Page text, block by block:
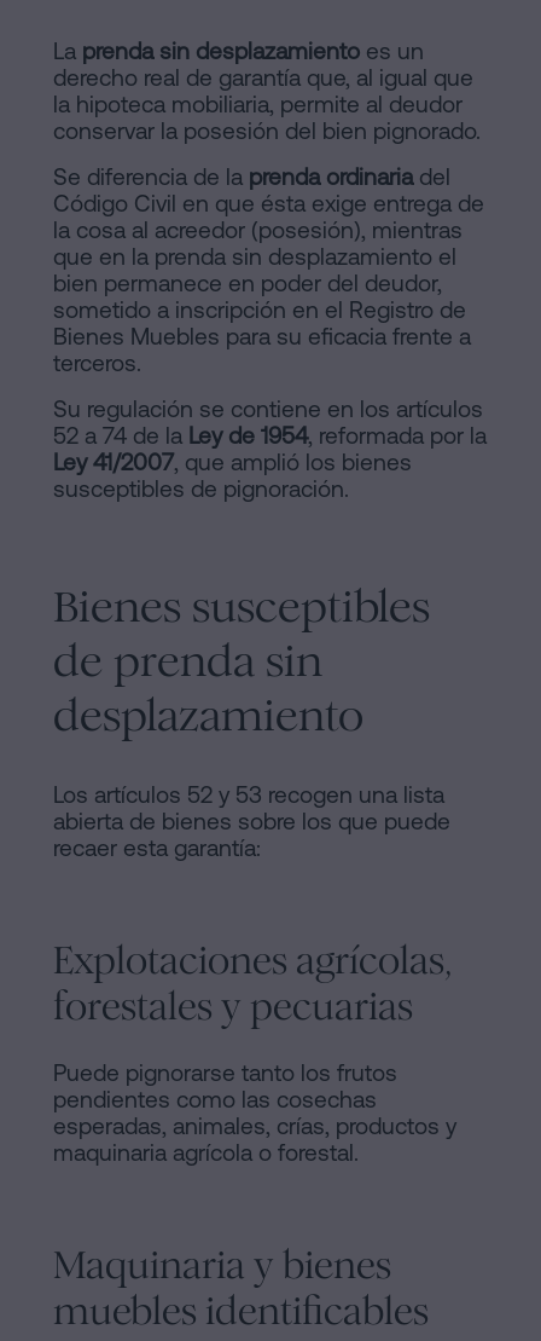
La prenda sin desplazamiento es un
derecho real de garantía que, al igual que
la hipoteca mobiliaria, permite al deudor
conservar la posesión del bien pignorado.
Se diferencia de la prenda ordinariadel
Código Civil en que ésta exige entrega de
la cosa al acreedor (posesión), mientras
que en la prenda sin desplazamiento el
bien permanece en poder del deudor,
sometido a inscripción en el Registro de
Bienes Muebles para su eficacia frente a
terceros.
Su regulación se contiene en los artículos
52 a 74 de la Ley de 1954, reformada por la
Ley 41/2007, que amplió los bienes
susceptibles de pignoración.
Bienes susceptibles
de prenda sin
desplazamiento
Los artículos 52 y 53 recogen una lista
abierta de bienes sobre los que puede
recaer esta garantía:
Explotaciones agrícolas,
forestales y pecuarias
Puede pignorarse tanto los frutos
pendientes como las cosechas
esperadas, animales, crías, productos y
maquinaria agrícola o forestal.
Maquinaria y bienes
muebles identificables